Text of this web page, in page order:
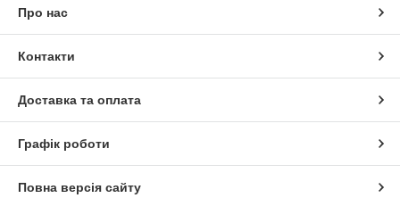
Про нас
Контакти
Доставка та оплата
Графік роботи
Повна версія сайту